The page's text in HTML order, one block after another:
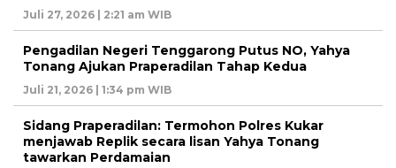
Juli 27, 2026 | 2:21 am WIB
Pengadilan Negeri Tenggarong Putus NO, Yahya
Tonang Ajukan Praperadilan Tahap Kedua
Juli 21, 2026 | 1:34 pm WIB
Sidang Praperadilan: Termohon Polres Kukar
menjawab Replik secara lisan Yahya Tonang
tawarkan Perdamaian